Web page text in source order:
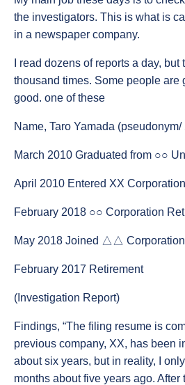
the investigators. This is what is
in a newspaper company.
I read dozens of reports a day,
thousand times. Some people are
good. one of these
Name, Taro Yamada
March 2010 Graduated from ○○
April 2010 Entered XX Corporation
February 2018 ○○ Corporation
May 2018 Joined △△ Corporation
February 2017 Retirement
(Investigation Report)
Findings, “The filing resume is
previous company, XX, has been
about six years, but in reality, I
months about five years ago. After